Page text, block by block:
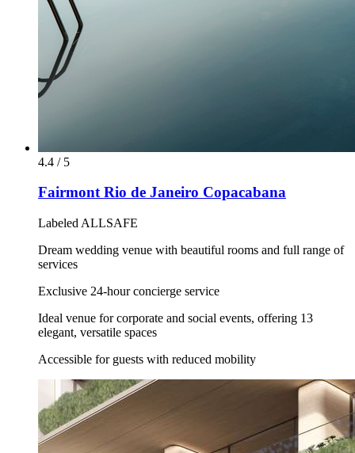
4.4 / 5
Fairmont Rio de Janeiro Copacabana
Labeled ALLSAFE
Dream wedding venue with beautiful rooms and full range of
services
Exclusive 24-hour concierge service
Ideal venue for corporate and social events, offering 13
elegant, versatile spaces
Accessible for guests with reduced mobility